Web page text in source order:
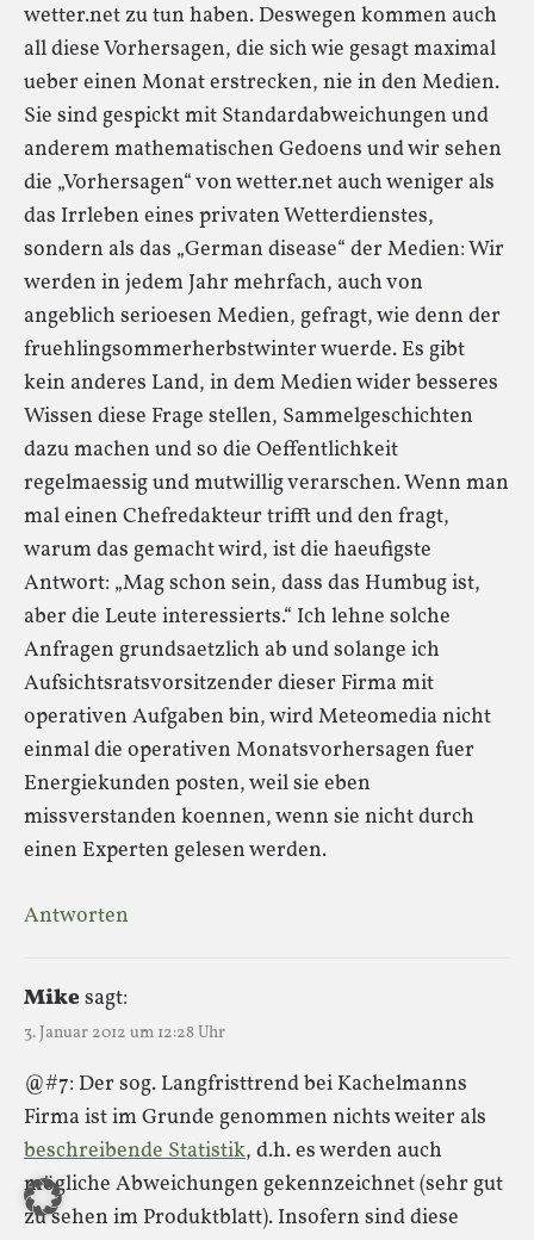
wetter.net zu tun haben. Deswegen kommen auch
all diese Vorhersagen, die sich wie gesagt maximal
ueber einen Monat erstrecken, nie in den Medien.
Sie sind gespickt mit Standardabweichungen und
anderem mathematischen Gedoens und wir sehen
die „Vorhersagen“ von wetter.net auch weniger als
das Irrleben eines privaten Wetterdienstes,
sondern als das „German disease“ der Medien: Wir
werden in jedem Jahr mehrfach, auch von
angeblich serioesen Medien, gefragt, wie denn der
fruehlingsommerherbstwinter wuerde. Es gibt
kein anderes Land, in dem Medien wider besseres
Wissen diese Frage stellen, Sammelgeschichten
dazu machen und so die Oeffentlichkeit
regelmaessig und mutwillig verarschen. Wenn man
mal einen Chefredakteur trifft und den fragt,
warum das gemacht wird, ist die haeufigste
Antwort: „Mag schon sein, dass das Humbug ist,
aber die Leute interessierts.“ Ich lehne solche
Anfragen grundsaetzlich ab und solange ich
Aufsichtsratsvorsitzender dieser Firma mit
operativen Aufgaben bin, wird Meteomedia nicht
einmal die operativen Monatsvorhersagen fuer
Energiekunden posten, weil sie eben
missverstanden koennen, wenn sie nicht durch
einen Experten gelesen werden.
Antworten
Mikesagt:
3. Januar 2012 um 12:28 Uhr
@#7: Der sog. Langfristtrend bei Kachelmanns
Firma ist im Grunde genommen nichts weiter als
beschreibende Statistik, d.h. es werden auch
mögliche Abweichungen gekennzeichnet (sehr gut
zu sehen im Produktblatt). Insofern sind diese